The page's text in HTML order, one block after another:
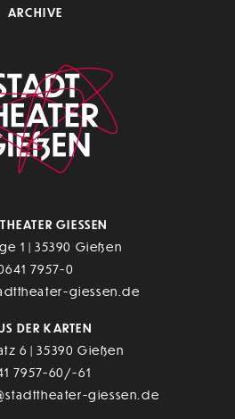
ARCHIVE
GIESSEN
1 | 35390 Gießen
7957-0
giessen.de
DER KARTEN
6 | 35390 Gießen
7957-60/-61
giessen.de